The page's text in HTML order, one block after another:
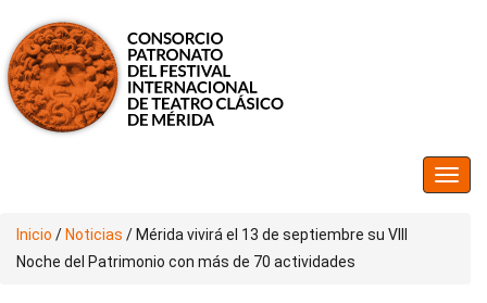
Inicio / Noticias / Mérida vivirá el 13 de septiembre su VIII
Noche del Patrimonio con más de 70 actividades